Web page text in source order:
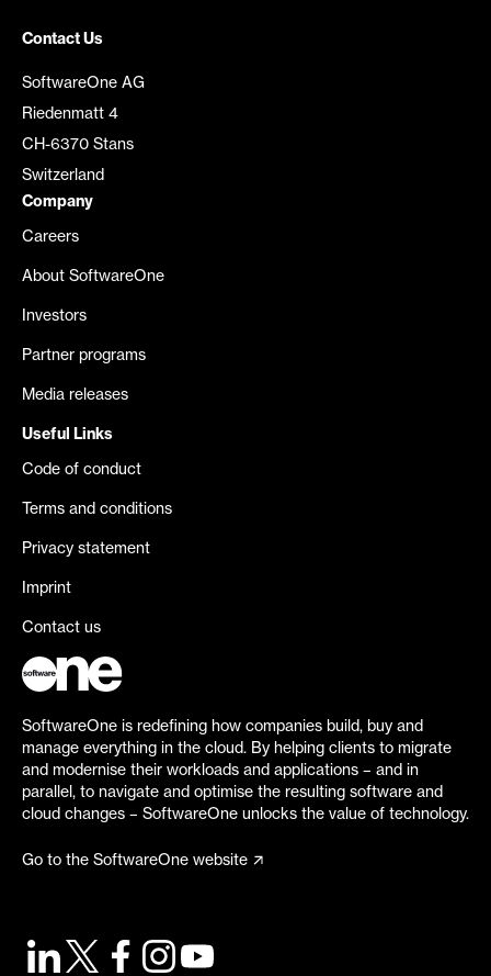
Contact Us
SoftwareOne AG
Riedenmatt 4
CH-6370 Stans
Switzerland
Company
Careers
About SoftwareOne
Investors
Partner programs
Media releases
Useful Links
Code of conduct
Terms and conditions
Privacy statement
Imprint
Contact us
SoftwareOne is redefining how companies build, buy and
manage everything in the cloud. By helping clients to migrate
and modernise their workloads and applications – and in
parallel, to navigate and optimise the resulting software and
cloud changes – SoftwareOne unlocks the value of technology.
Go to the SoftwareOne website